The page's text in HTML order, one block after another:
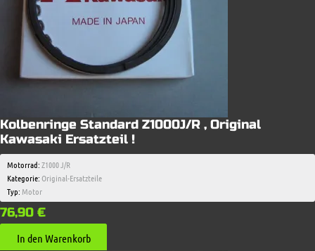
Kolbenringe Standard Z1000J/R , Original
Kawasaki Ersatzteil !
Motorrad:Z1000 J/R
Kategorie:Original-Ersatzteile
Typ: Motor
76,90 €
In den Warenkorb